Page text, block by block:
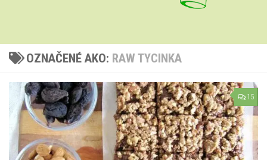
OZNAČENÉ AKO: RAW TYCINKA
15